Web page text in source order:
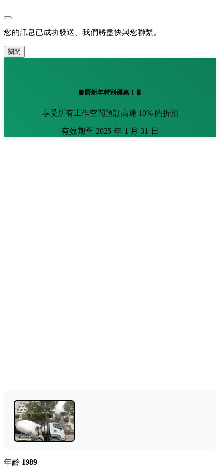
您的訊息已成功發送。我們將盡快與您聯繫。
關閉
農曆新年特別優惠！🧧
享受所有工作空間預訂高達 10% 的折扣
有效期至 2025 年 1 月 31 日
年齡 1989